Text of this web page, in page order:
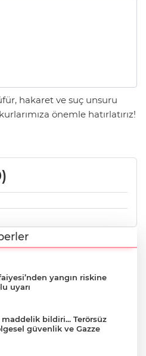
hakaret ve suç unsuru
önemle hatırlatırız!
)
yangın riskine
uyarı
maddelik bildiri... Terörsüz
güvenlik ve Gazze